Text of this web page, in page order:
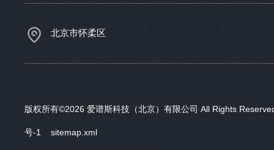
北京市怀柔区
版权所有©2026 爱谱斯科技（北京）有限公司 All Rights
号-1 sitemap.xml